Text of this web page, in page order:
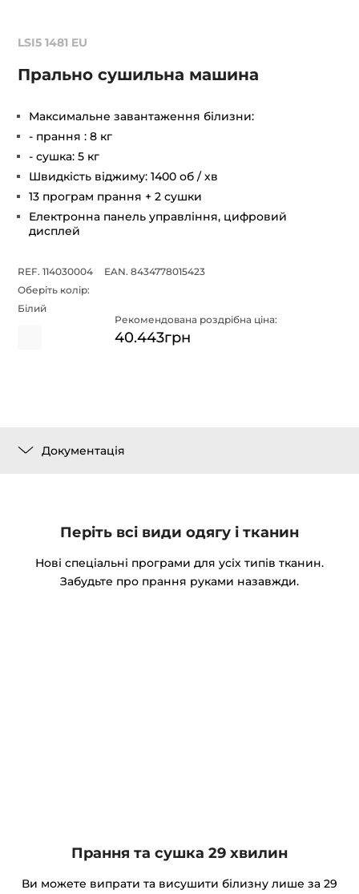
LSI5 1481 EU
Прально сушильна машина
Максимальне завантаження білизни:
- прання : 8 кг
- сушка: 5 кг
Швидкість віджиму: 1400 об / хв
13 програм прання + 2 сушки
Електронна панель управління, цифровий
дисплей
REF. 114030004
EAN. 8434778015423
Оберіть колір:
Білий
Рекомендована роздрібна ціна:
40.443грн
Документація
Періть всі види одягу і тканин
Нові спеціальні програми для усіх типів тканин.
Забудьте про прання руками назавжди.
Прання та сушка 29 хвилин
Ви можете випрати та висушити білизну лише за 29